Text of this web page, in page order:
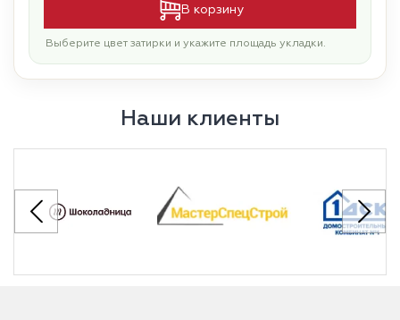
В корзину
Выберите цвет затирки и укажите площадь укладки.
Наши клиенты